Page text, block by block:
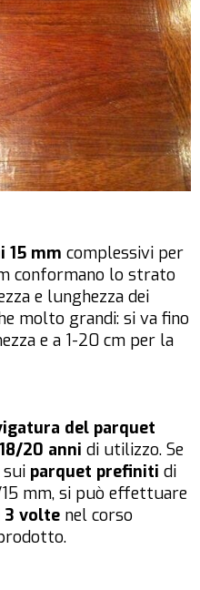
15 mm complessivi per
conformano lo strato
e lunghezza dei
molto grandi: si va fino
e a 1-20 cm per la
del parquet
18/20 anni di utilizzo. Se
sui parquet prefiniti di
mm, si può effettuare
3 volte nel corso